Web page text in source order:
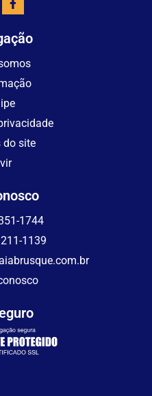
do site
1744
1139